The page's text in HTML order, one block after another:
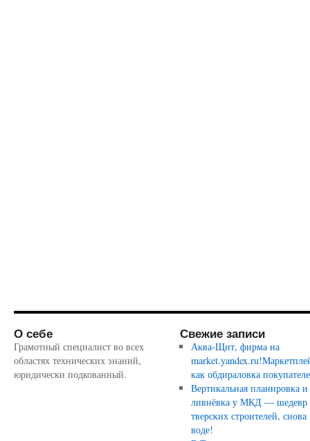
О себе
Грамотный специалист во всех
областях технических знаний,
юридически подкованный.
Свежие записи
Аква-Щит, фирма на
как обдираловка
Вертикальная планировка и
ливнёвка у МКД — шедевр
тверских строителей, снова
воде!